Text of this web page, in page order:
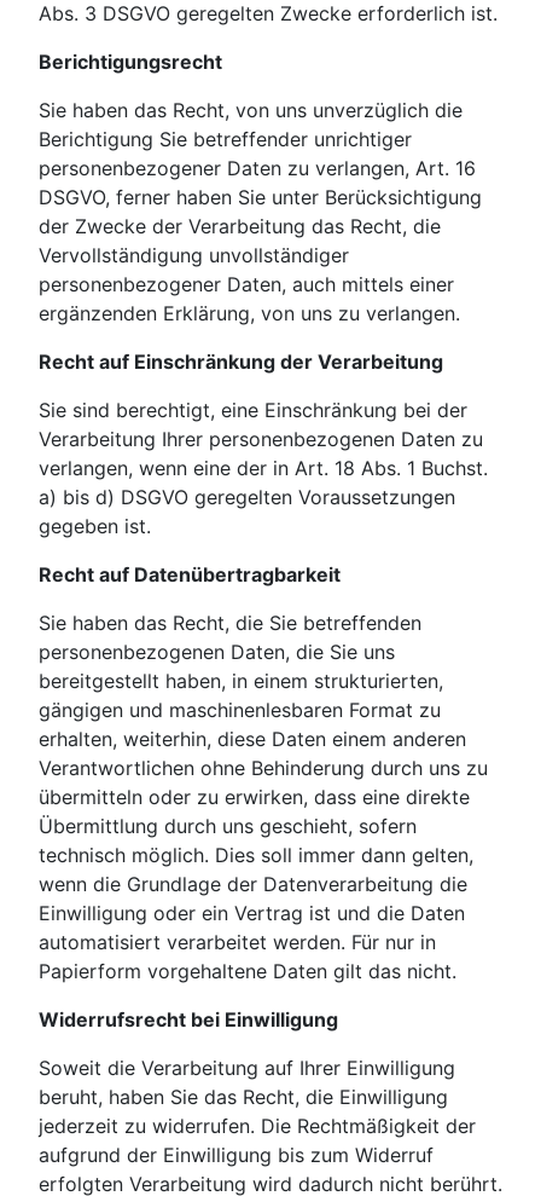
Abs. 3 DSGVO geregelten Zwecke erforderlich ist.
Berichtigungsrecht
Sie haben das Recht, von uns unverzüglich die
Berichtigung Sie betreffender unrichtiger
personenbezogener Daten zu verlangen, Art. 16
DSGVO, ferner haben Sie unter Berücksichtigung
der Zwecke der Verarbeitung das Recht, die
Vervollständigung unvollständiger
personenbezogener Daten, auch mittels einer
ergänzenden Erklärung, von uns zu verlangen.
Recht auf Einschränkung der Verarbeitung
Sie sind berechtigt, eine Einschränkung bei der
Verarbeitung Ihrer personenbezogenen Daten zu
verlangen, wenn eine der in Art. 18 Abs. 1 Buchst.
a) bis d) DSGVO geregelten Voraussetzungen
gegeben ist.
Recht auf Datenübertragbarkeit
Sie haben das Recht, die Sie betreffenden
personenbezogenen Daten, die Sie uns
bereitgestellt haben, in einem strukturierten,
gängigen und maschinenlesbaren Format zu
erhalten, weiterhin, diese Daten einem anderen
Verantwortlichen ohne Behinderung durch uns zu
übermitteln oder zu erwirken, dass eine direkte
Übermittlung durch uns geschieht, sofern
technisch möglich. Dies soll immer dann gelten,
wenn die Grundlage der Datenverarbeitung die
Einwilligung oder ein Vertrag ist und die Daten
automatisiert verarbeitet werden. Für nur in
Papierform vorgehaltene Daten gilt das nicht.
Widerrufsrecht bei Einwilligung
Soweit die Verarbeitung auf Ihrer Einwilligung
beruht, haben Sie das Recht, die Einwilligung
jederzeit zu widerrufen. Die Rechtmäßigkeit der
aufgrund der Einwilligung bis zum Widerruf
erfolgten Verarbeitung wird dadurch nicht berührt.